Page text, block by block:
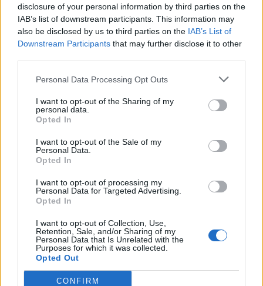
disclosure of your personal information by third parties on the
IAB’s list of downstream participants. This information may
also be disclosed by us to third parties on the IAB’s List of
Downstream Participants that may further disclose it to other
Personal Data Processing Opt Outs
I want to opt-out of the Sharing of my
personal data.
Opted In
I want to opt-out of the Sale of my
Personal Data.
Opted In
I want to opt-out of processing my
Personal Data for Targeted Advertising.
Opted In
I want to opt-out of Collection, Use,
Retention, Sale, and/or Sharing of my
Personal Data that Is Unrelated with the
Purposes for which it was collected.
Opted Out
CONFIRM